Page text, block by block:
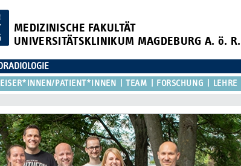
MEDIZINISCHE FAKULTÄT
UNIVERSITÄTSKLINIKUM MAGDEBURG A. ö. R.
PATIENT*INNEN TEAM FORSCHUNG LEHRE